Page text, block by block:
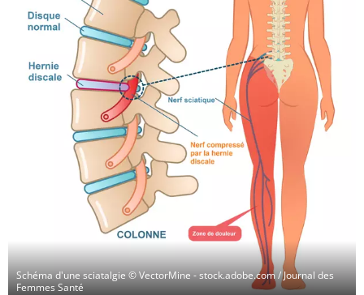
Schéma d'une sciatalgie© VectorMine - stock.adobe.com / Journal des
Femmes Santé